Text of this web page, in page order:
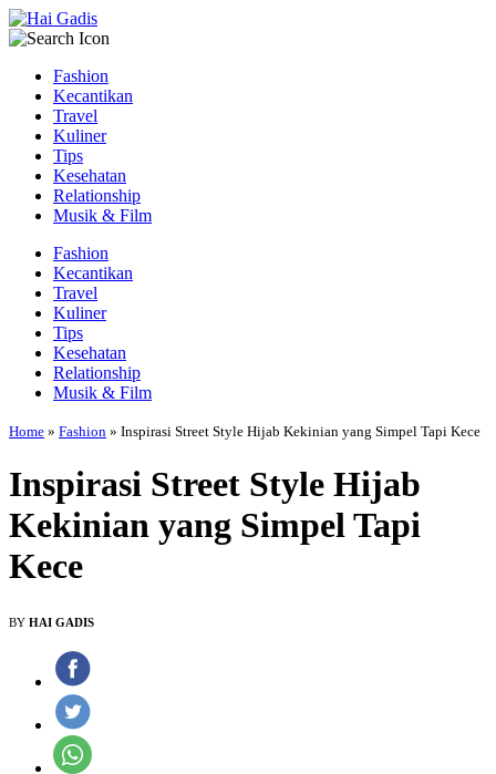
Fashion
Kecantikan
Travel
Kuliner
Tips
Kesehatan
Relationship
Musik & Film
Fashion
Kecantikan
Travel
Kuliner
Tips
Kesehatan
Relationship
Musik & Film
Home » Fashion » Inspirasi Street Style Hijab Kekinian yang Simpel Tapi Kece
Inspirasi Street Style Hijab
Kekinian yang Simpel Tapi
Kece
BY HAI GADIS